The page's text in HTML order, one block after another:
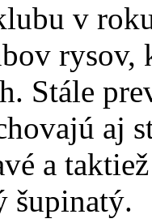
v
rysov,
Stále
aj
a
šupinatý.